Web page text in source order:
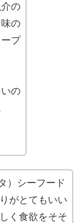
の
の
プ
の
）シーフード
がとてもいい
く食欲をそそ